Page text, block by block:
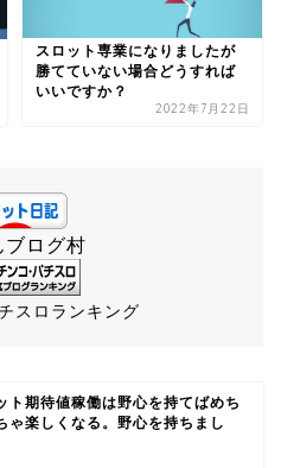
スロット専業になりましたが
勝てていない場合どうすれば
いいですか？
2022年7月22日
ブログ村
スロランキング
ト期待値稼働は野心を持てばめち
ゃ楽しくなる。野心を持ちまし